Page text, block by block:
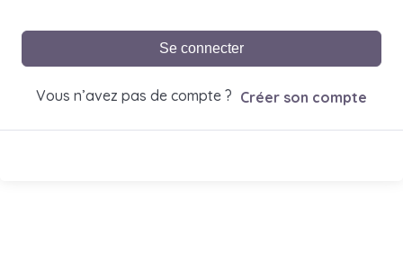
Se connecter
Vous n’avez pas de compte ? Créer son compte